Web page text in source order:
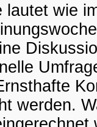
lautet wie
werden.